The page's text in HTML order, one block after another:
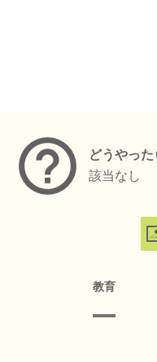
どうやっ
該当なし
教育